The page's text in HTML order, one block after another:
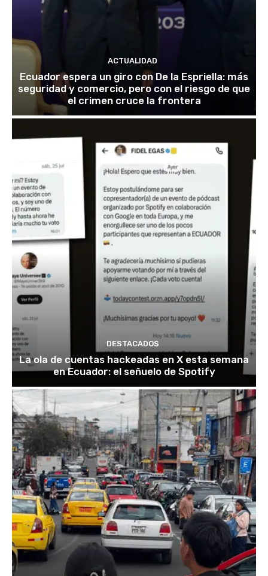
ACTUALIDAD
Ecuador espera un giro con De la Espriella: más
seguridad y comercio, pero con el riesgo de que
el crimen cruce la frontera
DESTACADOS
La ola de cuentas hackeadas en X esta semana
en Ecuador: el señuelo de Spotify